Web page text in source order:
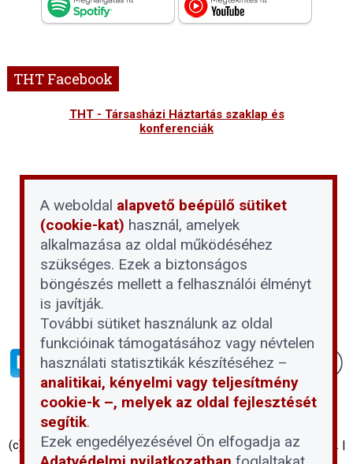
THT Facebook
THT - Társasházi Háztartás szaklap és
konferenciák
(c) Társasházi Háztartás 2026 | Proptech Digital Investment Zrt. |
A weboldal alapvető beépülő sütiket
(cookie-kat) használ, amelyek
alkalmazása az oldal működéséhez
szükséges. Ezek a biztonságos
böngészés mellett a felhasználói élményt
is javítják.
További sütiket használunk az oldal
funkcióinak támogatásához vagy névtelen
használati statisztikák készítéséhez –
analitikai, kényelmi vagy teljesítmény
cookie-k –, melyek az oldal fejlesztését
segítik.
Ezek engedélyezésével Ön elfogadja az